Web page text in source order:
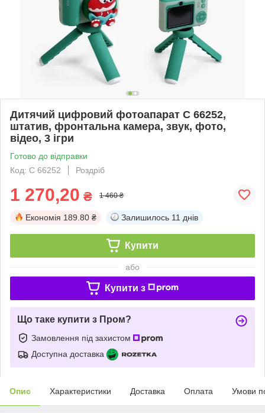
Дитячий цифровий фотоапарат C 66252,
штатив, фронтальна камера, звук, фото,
відео, 3 ігри
Готово до відправки
Код: C 66252
Роздріб
1 270,20 ₴ 1 460 ₴
Економія 189.80 ₴ Залишилось 11 днів
Купити
або
Купити з
Що таке купити з Пром?
Замовлення під захистом
Доступна доставка
Опис Характеристики Доставка Оплата Умови